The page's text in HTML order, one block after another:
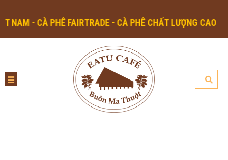
- CÀ PHÊ FAIRTRADE - CÀ PHÊ CHẤT LƯỢNG CAO